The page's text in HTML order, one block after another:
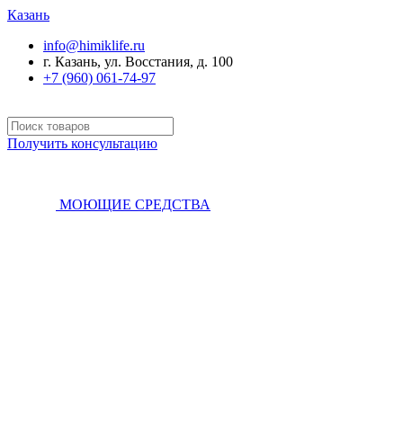
Казань
info@himiklife.ru
г. Казань, ул. Восстания, д. 100
+7 (960) 061-74-97
Получить консультацию
МОЮЩИЕ СРЕДСТВА